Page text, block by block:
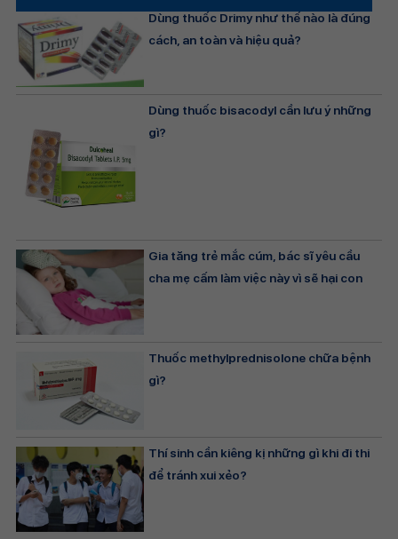
Dùng thuốc Drimy như thế nào là đúng
cách, an toàn và hiệu quả?
Dùng thuốc bisacodyl cần lưu ý những
gì?
Gia tăng trẻ mắc cúm, bác sĩ yêu cầu
cha mẹ cấm làm việc này vì sẽ hại con
Thuốc methylprednisolone chữa bệnh
gì?
Thí sinh cần kiêng kị những gì khi đi thi
để tránh xui xẻo?